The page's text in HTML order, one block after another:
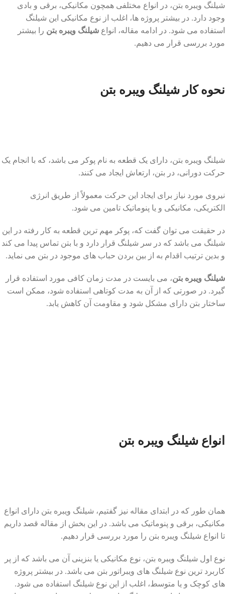
شیلنگ ویبره بتن، در انواع مختلفی همچون مکانیکی، برقی و بادی
وجود دارد. در بیشتر پروژه ها، اغلب از نوع مکانیکی این شیلنگ
استفاده می شود. در ادامه مقاله، انواع شیلنگ ویبره بتن را بیشتر
مورد بررسی قرار می دهیم.
نحوه کار شیلنگ ویبره بتن
شیلنگ ویبره بتن، دارای یک قطعه به نام پوکر می باشد، که با انجام یک
حرکت دورانی، در بتن، ارتعاش ایجاد می کنند.
نیروی مورد نیاز برای ایجاد این حرکت معمولاً از طریق انرژی
الکتریکی، مکانیکی و یا پنوماتیک تامین می شود.
در حقیقت می توان گفت که، پوکر مهم ترین قطعه به کار رفته در این
شیلنگ می باشد که در سر شیلنگ قرار دارد و با بتن تماس پیدا می کند
و بدین ترتیب اقدام به از بین بردن حباب های موجود در بتن می نماید.
شیلنگ ویبره بتن، می بایست در مدت زمان کافی مورد استفاده قرار
گیرد. در صورتی که از آن به مدت کوتاهی استفاده شود، ممکن است
ساختار بتن دارای مشکل شود و مقاومت آن کاهش یابد.
انواع شیلنگ ویبره بتن
همان طور که در ابتدای مقاله نیز گفتیم، شیلنگ ویبره بتن دارای انواع
مکانیکی، برقی و پنوماتیک می باشد. در این بخش از مقاله قصد داریم
تا انواع شیلنگ ویبره بتن را مورد بررسی قرار دهیم.
نوع اول شیلنگ ویبره بتن، نوع مکانیکی یا بنزینی آن می باشد که از پر
کاربرد ترین نوع شیلنگ های ویبراتور بتن می باشد. در بیشتر پروژه
های کوچک و یا متوسط، اغلب از این نوع شیلنگ استفاده می شود.